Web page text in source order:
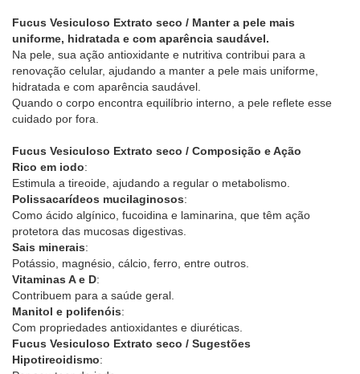
Fucus Vesiculoso Extrato seco / Manter a pele mais
uniforme, hidratada e com aparência saudável.
Na pele, sua ação antioxidante e nutritiva contribui para a
renovação celular, ajudando a manter a pele mais uniforme,
hidratada e com aparência saudável.
Quando o corpo encontra equilíbrio interno, a pele reflete esse
cuidado por fora.
Fucus Vesiculoso Extrato seco / Composição e Ação
Rico em iodo:
Estimula a tireoide, ajudando a regular o metabolismo.
Polissacarídeos mucilaginosos:
Como ácido algínico, fucoidina e laminarina, que têm ação
protetora das mucosas digestivas.
Sais minerais:
Potássio, magnésio, cálcio, ferro, entre outros.
Vitaminas A e D:
Contribuem para a saúde geral.
Manitol e polifenóis:
Com propriedades antioxidantes e diuréticas.
Fucus Vesiculoso Extrato seco / Sugestões
Hipotireoidismo: